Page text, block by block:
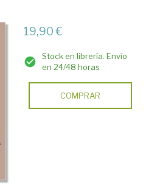
19,90 €
Stock en librería. Envío
en 24/48 horas
COMPRAR